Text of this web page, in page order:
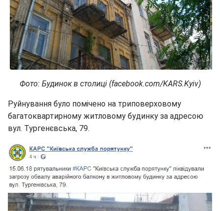
Фото: Будинок в столиці (facebook.com/KARS.Kyiv)
Руйнування було помічено на триповерховому
багатоквартирному житловому будинку за адресою
вул. Тургенєвська, 79.